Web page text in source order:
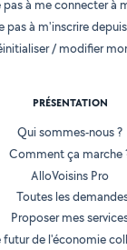
pas à me connecter à
pas à m'inscrire
/ modifier
PRÉSENTATION
Qui sommes-nous ?
Comment ça marche
AlloVoisins Pro
Toutes les
Proposer mes
futur de l'économie